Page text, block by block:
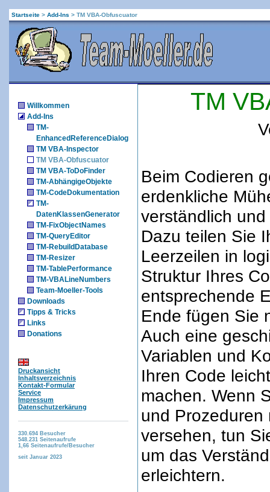
Startseite > Add-Ins > TM VBA-Obfuscuator
Willkommen
Add-Ins
TM-
EnhancedReferenceDialog
TM VBA-Inspector
TM VBA-Obfuscuator
TM VBA-ToDoFinder
TM-AbhängigeObjekte
TM-CodeDokumentation
TM-
DatenKlassenGenerator
TM-FixObjectNames
TM-QueryEditor
TM-RebuildDatabase
TM-Resizer
TM-TablePerformance
TM-VBALineNumbers
Team-Moeller-Tools
Downloads
Tipps & Tricks
Links
Donations
Druckansicht
Inhaltsverzeichnis
Kontakt-Formular
Service
Impressum
Datenschutzerkärung
330.694 Besucher
548.231 Seitenaufrufe
1,66 Seitenaufrufe/Besucher
seit Januar 2023
TM
Beim Codieren
erdenkliche
verständlich
Dazu teilen Sie
Leerzeilen in
Struktur Ihres
entsprechende
Ende fügen Sie
Auch eine
Variablen und
Ihren Code
machen. Wenn
und Prozeduren
versehen, tun
um das
erleichtern.